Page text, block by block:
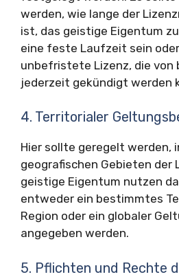
werden, wie lange der
ist, das geistige Eigentum
eine feste Laufzeit sein
unbefristete Lizenz, die von
jederzeit gekündigt werden
4. Territorialer
Hier sollte geregelt werden,
geografischen Gebieten der
geistige Eigentum nutzen
entweder ein bestimmtes
Region oder ein globaler
angegeben werden.
5. Pflichten und Rechte